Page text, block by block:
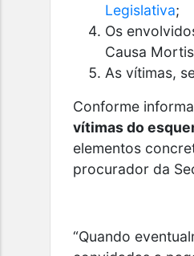
Legislativa;
Os
Causa
As vítimas,
Conforme
vítimas do
elementos
procurador da
“Quando